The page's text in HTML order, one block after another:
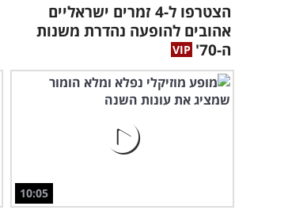
הצטרפו ל-4 זמרים ישראליים
אהובים להופעה נהדרת משנות
ה-70'
10:05